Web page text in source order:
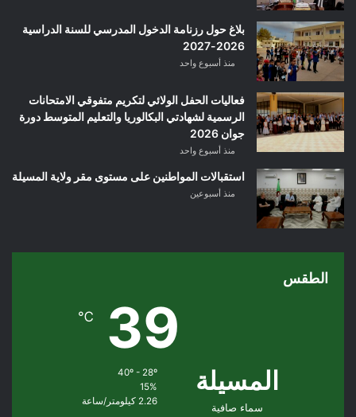
بلاغ حول رزنامة الدخول المدرسي للسنة الدراسية
2026-2027
منذ أسبوع واحد
فعاليات الحفل الولائي لتكريم متفوقي الامتحانات
الرسمية لشهادتي البكالوريا والتعليم المتوسط دورة
جوان 2026
منذ أسبوع واحد
استقبالات المواطنين على مستوى مقر ولاية المسيلة
منذ أسبوعين
الطقس
المسيلة
سماء صافية
39
℃
40º - 28º
15%
2.26 كيلومتر/ساعة